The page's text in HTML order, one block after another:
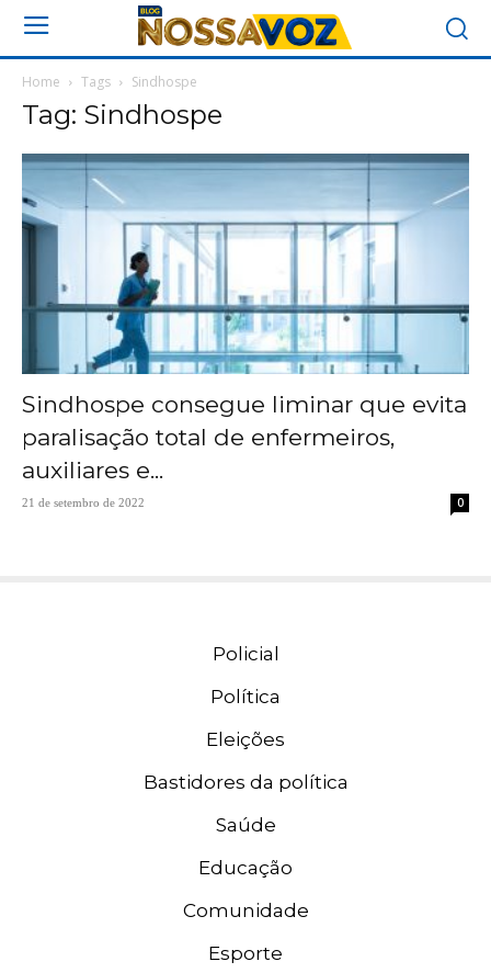
Home Tags Sindhospe
Tag: Sindhospe
Sindhospe consegue liminar que evita
paralisação total de enfermeiros,
auxiliares e...
21 de setembro de 2022 0
Policial
Política
Eleições
Bastidores da política
Saúde
Educação
Comunidade
Esporte